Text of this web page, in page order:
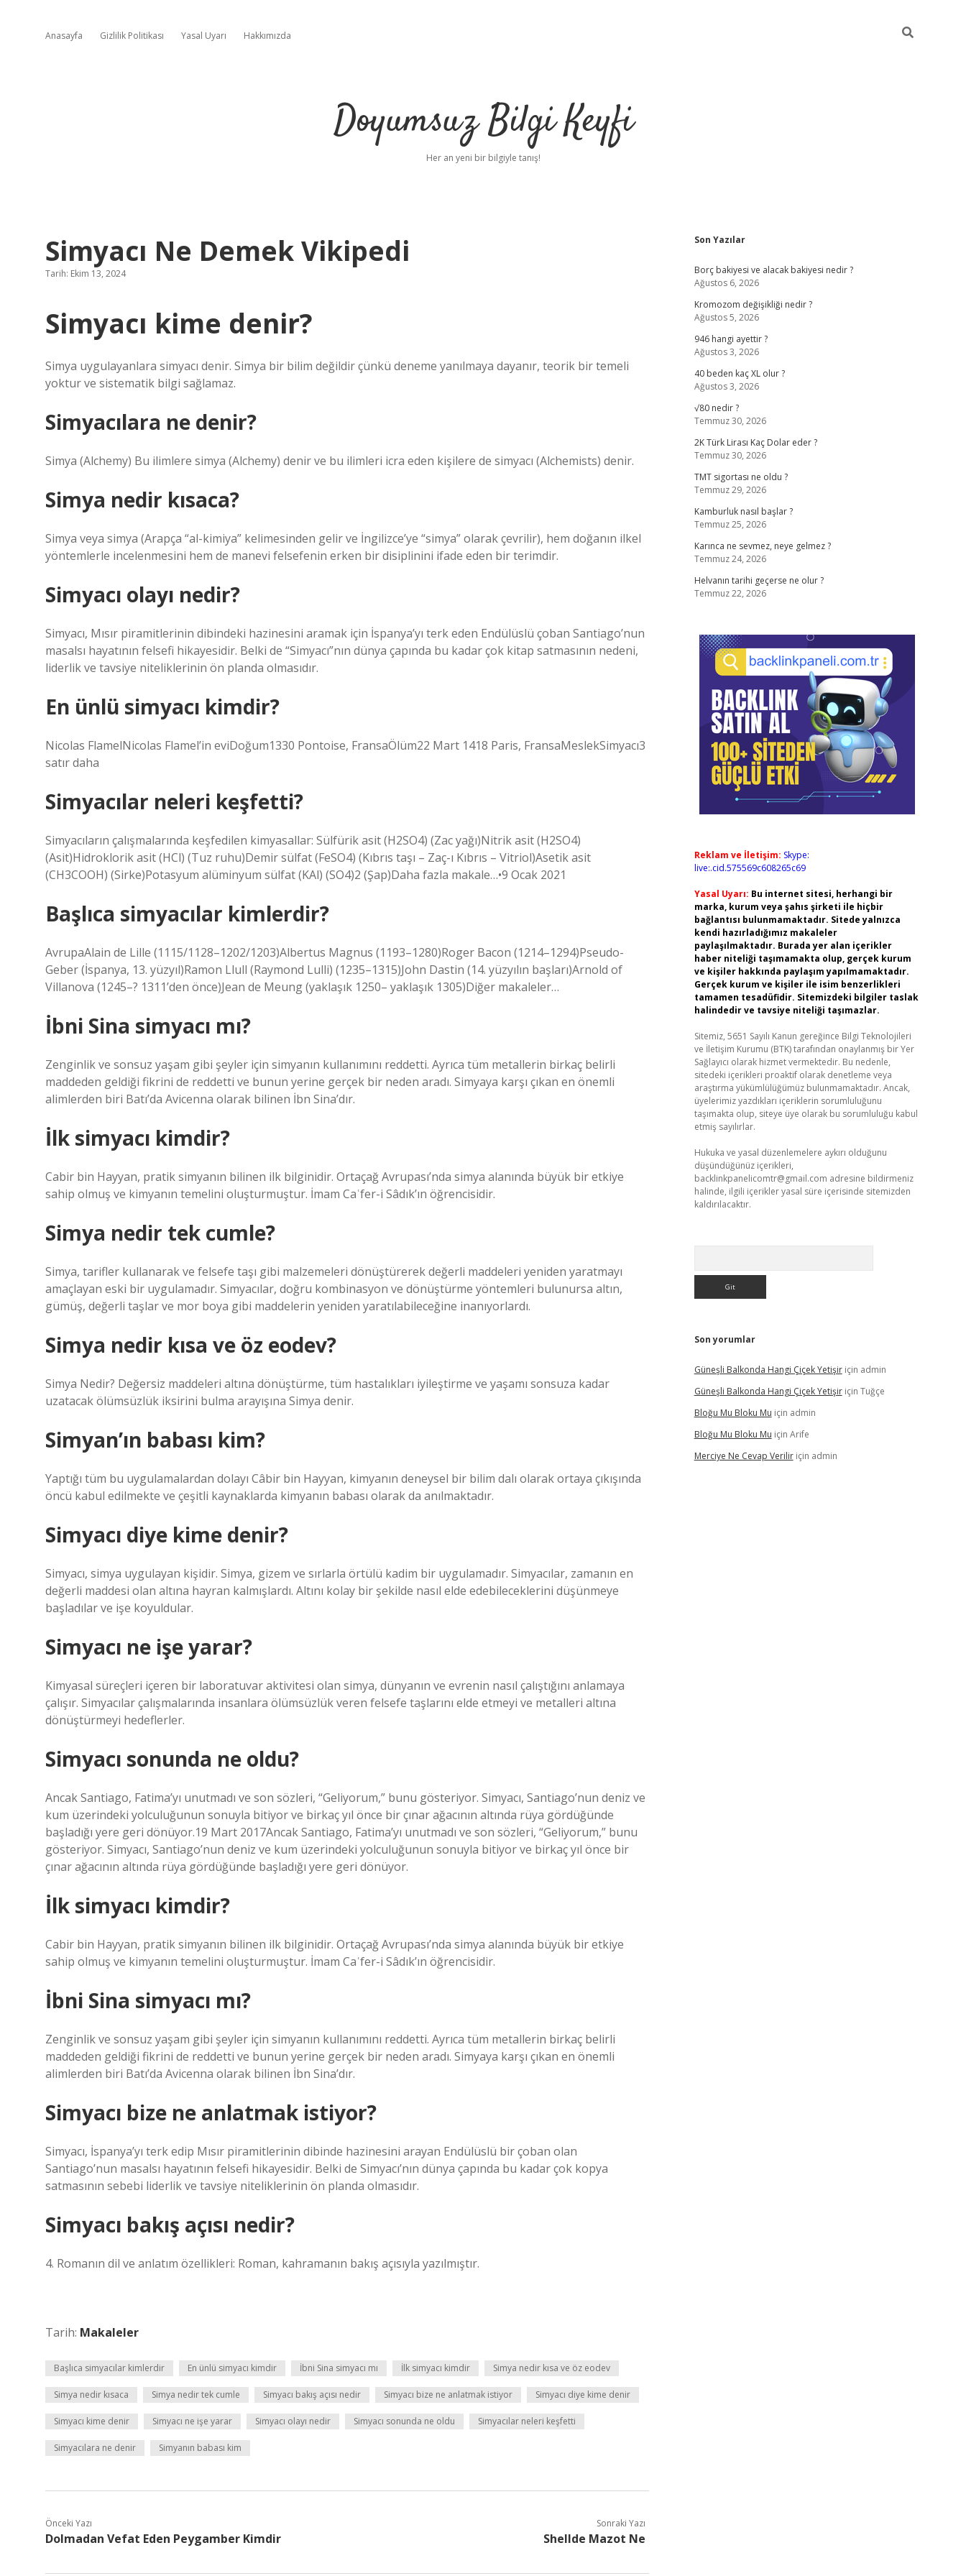
Anasayfa Gizlilik Politikası Yasal Uyarı Hakkımızda
Doyumsuz Bilgi Keyfi
Her an yeni bir bilgiyle tanış!
Simyacı Ne Demek Vikipedi
Tarih: Ekim 13, 2024
Simyacı kime denir?
Simya uygulayanlara simyacı denir. Simya bir bilim değildir çünkü deneme yanılmaya dayanır, teorik bir temeli
yoktur ve sistematik bilgi sağlamaz.
Simyacılara ne denir?
Simya (Alchemy) Bu ilimlere simya (Alchemy) denir ve bu ilimleri icra eden kişilere de simyacı (Alchemists) denir.
Simya nedir kısaca?
Simya veya simya (Arapça “al-kimiya” kelimesinden gelir ve İngilizce’ye “simya” olarak çevrilir), hem doğanın ilkel
yöntemlerle incelenmesini hem de manevi felsefenin erken bir disiplinini ifade eden bir terimdir.
Simyacı olayı nedir?
Simyacı, Mısır piramitlerinin dibindeki hazinesini aramak için İspanya’yı terk eden Endülüslü çoban Santiago’nun
masalsı hayatının felsefi hikayesidir. Belki de “Simyacı”nın dünya çapında bu kadar çok kitap satmasının nedeni,
liderlik ve tavsiye niteliklerinin ön planda olmasıdır.
En ünlü simyacı kimdir?
Nicolas FlamelNicolas Flamel’in eviDoğum1330 Pontoise, FransaÖlüm22 Mart 1418 Paris, FransaMeslekSimyacı3
satır daha
Simyacılar neleri keşfetti?
Simyacıların çalışmalarında keşfedilen kimyasallar: Sülfürik asit (H2SO4) (Zac yağı)Nitrik asit (H2SO4)
(Asit)Hidroklorik asit (HCl) (Tuz ruhu)Demir sülfat (FeSO4) (Kıbrıs taşı – Zaç-ı Kıbrıs – Vitriol)Asetik asit
(CH3COOH) (Sirke)Potasyum alüminyum sülfat (KAl) (SO4)2 (Şap)Daha fazla makale…•9 Ocak 2021
Başlıca simyacılar kimlerdir?
AvrupaAlain de Lille (1115/1128–1202/1203)Albertus Magnus (1193–1280)Roger Bacon (1214–1294)Pseudo-
Geber (İspanya, 13. yüzyıl)Ramon Llull (Raymond Lulli) (1235–1315)John Dastin (14. yüzyılın başları)Arnold of
Villanova (1245–? 1311’den önce)Jean de Meung (yaklaşık 1250– yaklaşık 1305)Diğer makaleler…
İbni Sina simyacı mı?
Zenginlik ve sonsuz yaşam gibi şeyler için simyanın kullanımını reddetti. Ayrıca tüm metallerin birkaç belirli
maddeden geldiği fikrini de reddetti ve bunun yerine gerçek bir neden aradı. Simyaya karşı çıkan en önemli
alimlerden biri Batı’da Avicenna olarak bilinen İbn Sina’dır.
İlk simyacı kimdir?
Cabir bin Hayyan, pratik simyanın bilinen ilk bilginidir. Ortaçağ Avrupası’nda simya alanında büyük bir etkiye
sahip olmuş ve kimyanın temelini oluşturmuştur. İmam Caʿfer-i Sâdık’ın öğrencisidir.
Simya nedir tek cumle?
Simya, tarifler kullanarak ve felsefe taşı gibi malzemeleri dönüştürerek değerli maddeleri yeniden yaratmayı
amaçlayan eski bir uygulamadır. Simyacılar, doğru kombinasyon ve dönüştürme yöntemleri bulunursa altın,
gümüş, değerli taşlar ve mor boya gibi maddelerin yeniden yaratılabileceğine inanıyorlardı.
Simya nedir kısa ve öz eodev?
Simya Nedir? Değersiz maddeleri altına dönüştürme, tüm hastalıkları iyileştirme ve yaşamı sonsuza kadar
uzatacak ölümsüzlük iksirini bulma arayışına Simya denir.
Simyan’ın babası kim?
Yaptığı tüm bu uygulamalardan dolayı Câbir bin Hayyan, kimyanın deneysel bir bilim dalı olarak ortaya çıkışında
öncü kabul edilmekte ve çeşitli kaynaklarda kimyanın babası olarak da anılmaktadır.
Simyacı diye kime denir?
Simyacı, simya uygulayan kişidir. Simya, gizem ve sırlarla örtülü kadim bir uygulamadır. Simyacılar, zamanın en
değerli maddesi olan altına hayran kalmışlardı. Altını kolay bir şekilde nasıl elde edebileceklerini düşünmeye
başladılar ve işe koyuldular.
Simyacı ne işe yarar?
Kimyasal süreçleri içeren bir laboratuvar aktivitesi olan simya, dünyanın ve evrenin nasıl çalıştığını anlamaya
çalışır. Simyacılar çalışmalarında insanlara ölümsüzlük veren felsefe taşlarını elde etmeyi ve metalleri altına
dönüştürmeyi hedeflerler.
Simyacı sonunda ne oldu?
Ancak Santiago, Fatima’yı unutmadı ve son sözleri, “Geliyorum,” bunu gösteriyor. Simyacı, Santiago’nun deniz ve
kum üzerindeki yolculuğunun sonuyla bitiyor ve birkaç yıl önce bir çınar ağacının altında rüya gördüğünde
başladığı yere geri dönüyor.19 Mart 2017Ancak Santiago, Fatima’yı unutmadı ve son sözleri, “Geliyorum,” bunu
gösteriyor. Simyacı, Santiago’nun deniz ve kum üzerindeki yolculuğunun sonuyla bitiyor ve birkaç yıl önce bir
çınar ağacının altında rüya gördüğünde başladığı yere geri dönüyor.
İlk simyacı kimdir?
Cabir bin Hayyan, pratik simyanın bilinen ilk bilginidir. Ortaçağ Avrupası’nda simya alanında büyük bir etkiye
sahip olmuş ve kimyanın temelini oluşturmuştur. İmam Caʿfer-i Sâdık’ın öğrencisidir.
İbni Sina simyacı mı?
Zenginlik ve sonsuz yaşam gibi şeyler için simyanın kullanımını reddetti. Ayrıca tüm metallerin birkaç belirli
maddeden geldiği fikrini de reddetti ve bunun yerine gerçek bir neden aradı. Simyaya karşı çıkan en önemli
alimlerden biri Batı’da Avicenna olarak bilinen İbn Sina’dır.
Simyacı bize ne anlatmak istiyor?
Simyacı, İspanya’yı terk edip Mısır piramitlerinin dibinde hazinesini arayan Endülüslü bir çoban olan
Santiago’nun masalsı hayatının felsefi hikayesidir. Belki de Simyacı’nın dünya çapında bu kadar çok kopya
satmasının sebebi liderlik ve tavsiye niteliklerinin ön planda olmasıdır.
Simyacı bakış açısı nedir?
4. Romanın dil ve anlatım özellikleri: Roman, kahramanın bakış açısıyla yazılmıştır.
Tarih: Makaleler
Başlıca simyacılar kimlerdir En ünlü simyacı kimdir İbni Sina simyacı mı İlk simyacı kimdir Simya nedir kısa ve öz eodev
Simya nedir kısaca Simya nedir tek cumle Simyacı bakış açısı nedir Simyacı bize ne anlatmak istiyor Simyacı diye kime denir
Simyacı kime denir Simyacı ne işe yarar Simyacı olayı nedir Simyacı sonunda ne oldu Simyacılar neleri keşfetti
Simyacılara ne denir Simyanın babası kim
Önceki Yazı
Dolmadan Vefat Eden Peygamber Kimdir
Sonraki Yazı
Shellde Mazot Ne
Sidebar
Son Yazılar
Borç bakiyesi ve alacak bakiyesi nedir ?
Ağustos 6, 2026
Kromozom değişikliği nedir ?
Ağustos 5, 2026
946 hangi ayettir ?
Ağustos 3, 2026
40 beden kaç XL olur ?
Ağustos 3, 2026
√80 nedir ?
Temmuz 30, 2026
2K Türk Lirası Kaç Dolar eder ?
Temmuz 30, 2026
TMT sigortası ne oldu ?
Temmuz 29, 2026
Kamburluk nasıl başlar ?
Temmuz 25, 2026
Karınca ne sevmez, neye gelmez ?
Temmuz 24, 2026
Helvanın tarihi geçerse ne olur ?
Temmuz 22, 2026
Reklam ve İletişim: Skype:
live:.cid.575569c608265c69
Yasal Uyarı: Bu internet sitesi, herhangi bir
marka, kurum veya şahıs şirketi ile hiçbir
bağlantısı bulunmamaktadır. Sitede yalnızca
kendi hazırladığımız makaleler
paylaşılmaktadır. Burada yer alan içerikler
haber niteliği taşımamakta olup, gerçek kurum
ve kişiler hakkında paylaşım yapılmamaktadır.
Gerçek kurum ve kişiler ile isim benzerlikleri
tamamen tesadüfidir. Sitemizdeki bilgiler taslak
halindedir ve tavsiye niteliği taşımazlar.
Sitemiz, 5651 Sayılı Kanun gereğince Bilgi Teknolojileri
ve İletişim Kurumu (BTK) tarafından onaylanmış bir Yer
Sağlayıcı olarak hizmet vermektedir. Bu nedenle,
sitedeki içerikleri proaktif olarak denetleme veya
araştırma yükümlülüğümüz bulunmamaktadır. Ancak,
üyelerimiz yazdıkları içeriklerin sorumluluğunu
taşımakta olup, siteye üye olarak bu sorumluluğu kabul
etmiş sayılırlar.
Hukuka ve yasal düzenlemelere aykırı olduğunu
düşündüğünüz içerikleri,
backlinkpanelicomtr@gmail.com adresine bildirmeniz
halinde, ilgili içerikler yasal süre içerisinde sitemizden
kaldırılacaktır.
Son yorumlar
Güneşli Balkonda Hangi Çiçek Yetişiriçin admin
Güneşli Balkonda Hangi Çiçek Yetişiriçin Tuğçe
Bloğu Mu Bloku Mu için admin
Bloğu Mu Bloku Mu için Arife
Merciye Ne Cevap Veriliriçin admin